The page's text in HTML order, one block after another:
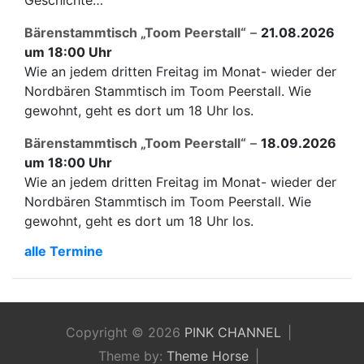
Bärenstammtisch „Toom Peerstall“ – 21.08.2026
um 18:00 Uhr
Wie an jedem dritten Freitag im Monat- wieder der
Nordbären Stammtisch im Toom Peerstall. Wie
gewohnt, geht es dort um 18 Uhr los.
Bärenstammtisch „Toom Peerstall“ – 18.09.2026
um 18:00 Uhr
Wie an jedem dritten Freitag im Monat- wieder der
Nordbären Stammtisch im Toom Peerstall. Wie
gewohnt, geht es dort um 18 Uhr los.
alle Termine
Copyright © 2026 PINK CHANNEL
Theme by: Theme Horse